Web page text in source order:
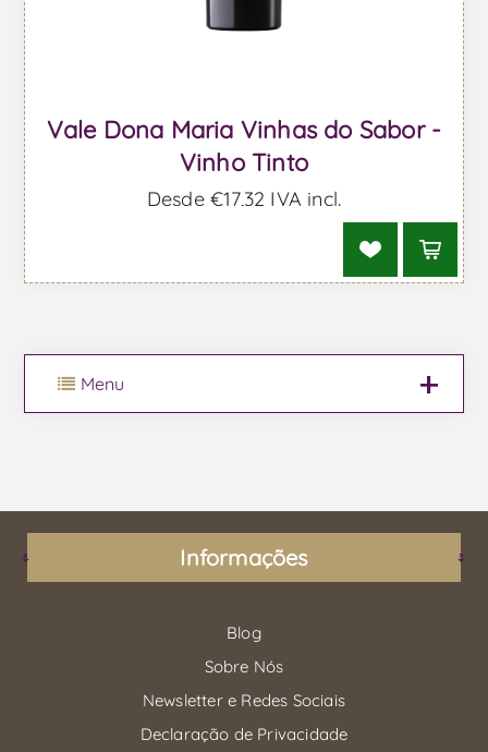
Vale Dona Maria Vinhas do Sabor -
Vinho Tinto
Desde €17,32 IVA incl.
Menu
Informações
Blog
Sobre Nós
Newsletter e Redes Sociais
Declaração de Privacidade